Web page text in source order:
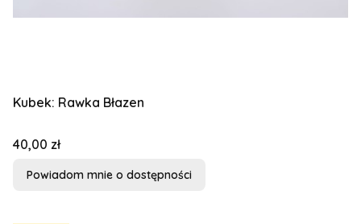
Kubek: Rawka Błazen
Cena
40,00 zł
Powiadom mnie o dostępności